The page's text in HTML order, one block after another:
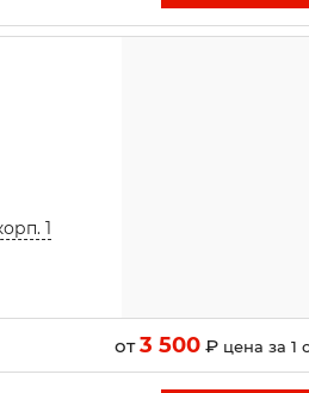
1
от3 500₽ цена за 1